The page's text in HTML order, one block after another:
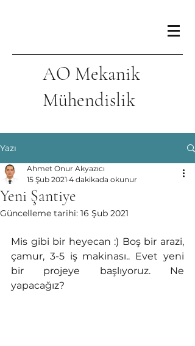
AO Mekanik
Mühendislik
Yazı
Yeni Şantiye
Ahmet Onur Akyazıcı
15 Şub 2021 4 dakikada okunur
Güncelleme tarihi: 16 Şub 2021
Mis gibi bir heyecan :) Boş bir arazi,
çamur, 3-5 iş makinası.. Evet yeni
bir projeye başlıyoruz. Ne
yapacağız?